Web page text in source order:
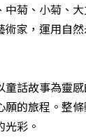
菊、小菊、
家，運用自
話故事為靈
的旅程。整
彩。